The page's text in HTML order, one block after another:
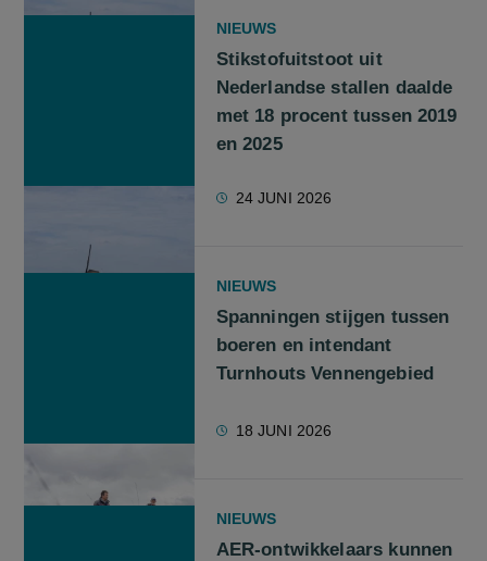
NIEUWS
Stikstofuitstoot uit
Nederlandse stallen daalde
met 18 procent tussen 2019
en 2025
24 JUNI 2026
NIEUWS
Spanningen stijgen tussen
boeren en intendant
Turnhouts Vennengebied
18 JUNI 2026
NIEUWS
AER-ontwikkelaars kunnen